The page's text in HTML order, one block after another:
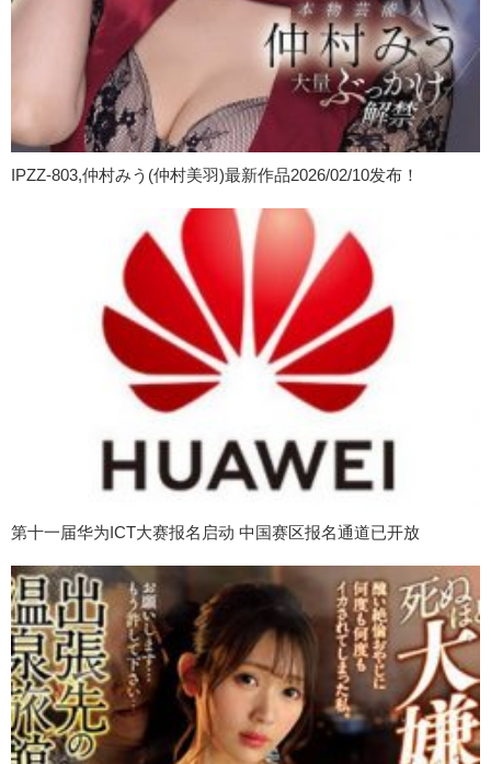
IPZZ-803,仲村みう(仲村美羽)最新作品2026/02/10发布！
第十一届华为ICT大赛报名启动 中国赛区报名通道已开放